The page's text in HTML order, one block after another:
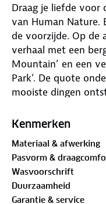
Draag je liefde voor
van Human Nature.
de voorzijde. Op de
verhaal met een
Mountain’ en een
Park’. De quote
mooiste dingen
een fijne basis voor
vanGOTS-
Global Organic
erkende norm voor
Kenmerken
Materiaal & afwerking
Pasvorm &
Wasvoorschrift
Duurzaamheid
Garantie & service